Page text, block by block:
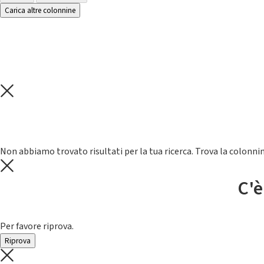
Carica altre colonnine
Non abbiamo trovato risultati per la tua ricerca. Trova la
Per favore riprova.
Riprova